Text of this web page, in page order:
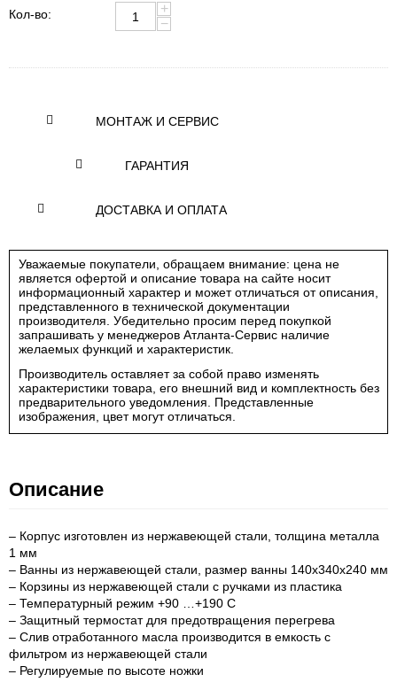
Кол-во:
+
−
МОНТАЖ И СЕРВИС
ГАРАНТИЯ
ДОСТАВКА И ОПЛАТА
Уважаемые покупатели, обращаем внимание: цена не
является офертой и описание товара на сайте носит
информационный характер и может отличаться от описания,
представленного в технической документации
производителя. Убедительно просим перед покупкой
запрашивать у менеджеров Атланта-Сервис наличие
желаемых функций и характеристик.
Производитель оставляет за собой право изменять
характеристики товара, его внешний вид и комплектность без
предварительного уведомления. Представленные
изображения, цвет могут отличаться.
Описание
– Корпус изготовлен из нержавеющей стали, толщина металла
1 мм
– Ванны из нержавеющей стали, размер ванны 140x340x240 мм
– Корзины из нержавеющей стали с ручками из пластика
– Температурный режим +90 …+190 С
– Защитный термостат для предотвращения перегрева
– Слив отработанного масла производится в емкость с
фильтром из нержавеющей стали
– Регулируемые по высоте ножки